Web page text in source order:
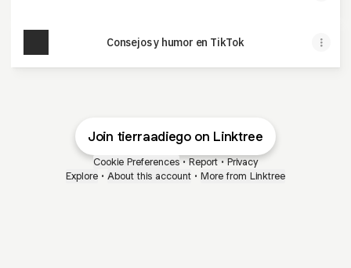
Consejos y humor en TikTok
Join tierraadiego on Linktree
Cookie Preferences • Report • Privacy
Explore • About this account • More from Linktree